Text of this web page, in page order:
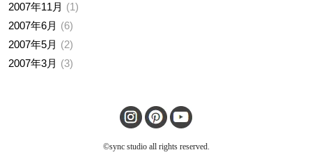
2007年11月
1
2007年6月
6
2007年5月
2
2007年3月
3
©sync studio all rights reserved.